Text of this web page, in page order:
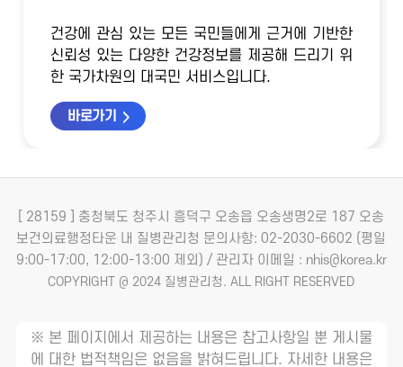
건강에 관심 있는 모든 국민들에게 근거에 기반한
신뢰성 있는 다양한 건강정보를 제공해 드리기 위
한 국가차원의 대국민 서비스입니다.
바로가기
[ 28159 ] 충청북도 청주시 흥덕구 오송읍 오송생명2로 187 오송
보건의료행정타운 내 질병관리청 문의사항: 02-2030-6602 (평일
9:00-17:00, 12:00-13:00 제외) / 관리자 이메일 : nhis@korea.kr
COPYRIGHT @ 2024 질병관리청. ALL RIGHT RESERVED
※ 본 페이지에서 제공하는 내용은 참고사항일 뿐 게시물
에 대한 법적책임은 없음을 밝혀드립니다. 자세한 내용은